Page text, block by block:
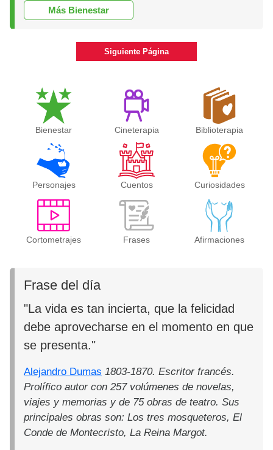
Más Bienestar
Siguiente Página
Bienestar Cineterapia Biblioterapia
Personajes Cuentos Curiosidades
Cortometrajes Frases Afirmaciones
Frase del día
"La vida es tan incierta, que la felicidad
debe aprovecharse en el momento en que
se presenta."
Alejandro Dumas 1803-1870. Escritor francés.
Prolífico autor con 257 volúmenes de novelas,
viajes y memorias y de 75 obras de teatro. Sus
principales obras son: Los tres mosqueteros, El
Conde de Montecristo, La Reina Margot.